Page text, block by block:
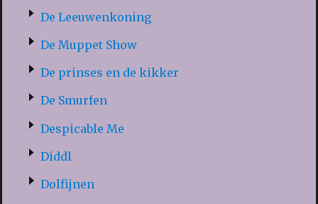
De Leeuwenkoning
De Muppet Show
De prinses en de kikker
De Smurfen
Despicable Me
Diddl
Dolfijnen